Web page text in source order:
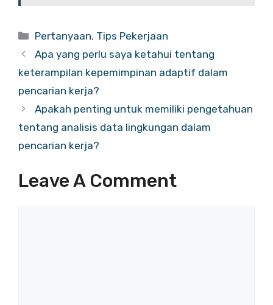
Categories
Pertanyaan, Tips Pekerjaan
Apa yang perlu saya ketahui tentang
keterampilan kepemimpinan adaptif dalam
pencarian kerja?
Apakah penting untuk memiliki pengetahuan
tentang analisis data lingkungan dalam
pencarian kerja?
Leave A Comment